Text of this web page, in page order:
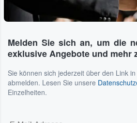
Melden Sie sich an, um die
exklusive Angebote und mehr
Sie können sich jederzeit über den Link
abmelden. Lesen Sie unsere
Einzelheiten.